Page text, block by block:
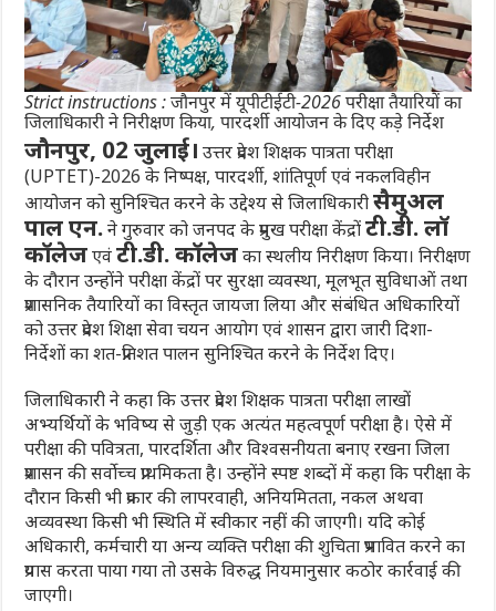
Strict instructions : जौनपुर में यूपीटीईटी-2026 परीक्षा तैयारियों का
जिलाधिकारी ने निरीक्षण किया, पारदर्शी आयोजन के दिए कड़े निर्देश
जौनपुर, 02 जुलाई। उत्तर प्रदेश शिक्षक पात्रता परीक्षा
(UPTET)-2026 के निष्पक्ष, पारदर्शी, शांतिपूर्ण एवं नकलविहीन
आयोजन को सुनिश्चित करने के उद्देश्य से जिलाधिकारीसैमुअल
पाल एन.ने गुरुवार को जनपद के प्रमुख परीक्षा केंद्रोंटी.डी. लॉ
कॉलेजएवंटी.डी. कॉलेजका स्थलीय निरीक्षण किया। निरीक्षण
के दौरान उन्होंने परीक्षा केंद्रों पर सुरक्षा व्यवस्था, मूलभूत सुविधाओं तथा
प्रशासनिक तैयारियों का विस्तृत जायजा लिया और संबंधित अधिकारियों
को उत्तर प्रदेश शिक्षा सेवा चयन आयोग एवं शासन द्वारा जारी दिशा-
निर्देशों का शत-प्रतिशत पालन सुनिश्चित करने के निर्देश दिए।
जिलाधिकारी ने कहा कि उत्तर प्रदेश शिक्षक पात्रता परीक्षा लाखों
अभ्यर्थियों के भविष्य से जुड़ी एक अत्यंत महत्वपूर्ण परीक्षा है। ऐसे में
परीक्षा की पवित्रता, पारदर्शिता और विश्वसनीयता बनाए रखना जिला
प्रशासन की सर्वोच्च प्राथमिकता है। उन्होंने स्पष्ट शब्दों में कहा कि परीक्षा के
दौरान किसी भी प्रकार की लापरवाही, अनियमितता, नकल अथवा
अव्यवस्था किसी भी स्थिति में स्वीकार नहीं की जाएगी। यदि कोई
अधिकारी, कर्मचारी या अन्य व्यक्ति परीक्षा की शुचिता प्रभावित करने का
प्रयास करता पाया गया तो उसके विरुद्ध नियमानुसार कठोर कार्रवाई की
जाएगी।